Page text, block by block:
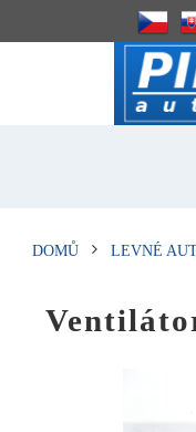
DOMŮ LEVNÉ